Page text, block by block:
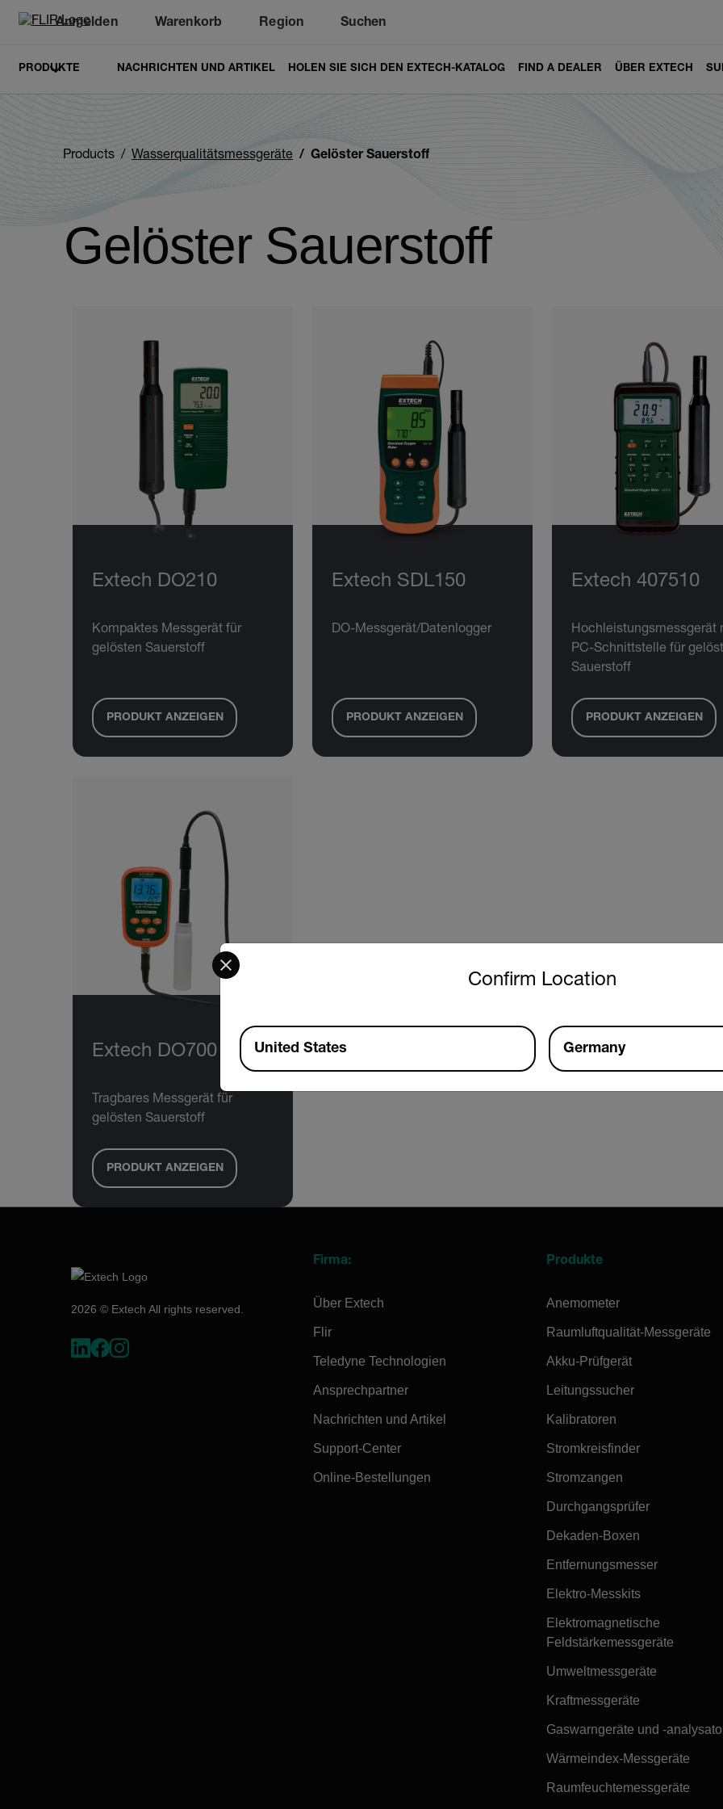
Anmelden
Unread messages
Warenkorb
Region Suchen
PRODUKTE NACHRICHTEN UND ARTIKEL HOLEN SIE SICH DEN EXTECH-KATALOG FIND A DEALER ÜBER EXTECH
Products Wasserqualitätsmessgeräte Gelöster Sauerstoff
Gelöster Sauerstoff
Extech DO210
Kompaktes Messgerät für
gelösten Sauerstoff
PRODUKT ANZEIGEN
Extech SDL150
DO-Messgerät/Datenlogger
PRODUKT ANZEIGEN
Extech 407510
Hochleistungsmessgerät
PC-Schnittstelle für
Sauerstoff
PRODUKT ANZEIGEN
Extech DO700
Tragbares Messgerät für
gelösten Sauerstoff
PRODUKT ANZEIGEN
2026 © Extech All rights reserved.
Firma:
Über Extech
Flir
Teledyne Technologien
Ansprechpartner
Nachrichten und Artikel
Support-Center
Online-Bestellungen
Produkte
Anemometer
Raumluftqualität-Messgeräte
Akku-Prüfgerät
Leitungssucher
Kalibratoren
Stromkreisfinder
Stromzangen
Durchgangsprüfer
Dekaden-Boxen
Entfernungsmesser
Elektro-Messkits
Elektromagnetische
Feldstärkemessgeräte
Umweltmessgeräte
Kraftmessgeräte
Gaswarngeräte und -
Wärmeindex-Messgeräte
Raumfeuchtemessgeräte
Confirm Location
Select your preferred country and language from the options below to access the
Available Locations
United States Germany